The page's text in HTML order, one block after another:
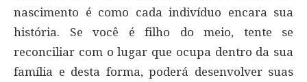
nascimento é como cada indivíduo encara sua
história. Se você é filho do meio, tente se
reconciliar com o lugar que ocupa dentro da sua
família e desta forma, poderá desenvolver suas